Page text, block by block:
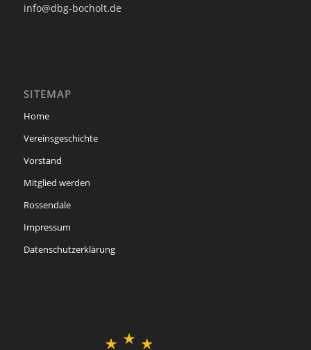
info@dbg-bocholt.de
SITEMAP
Home
Vereinsgeschichte
Vorstand
Mitglied werden
Rossendale
Impressum
Datenschutzerklärung